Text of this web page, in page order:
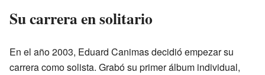
Su carrera en solitario
En el año 2003, Eduard Canimas decidió empezar su
carrera como solista. Grabó su primer álbum individual,